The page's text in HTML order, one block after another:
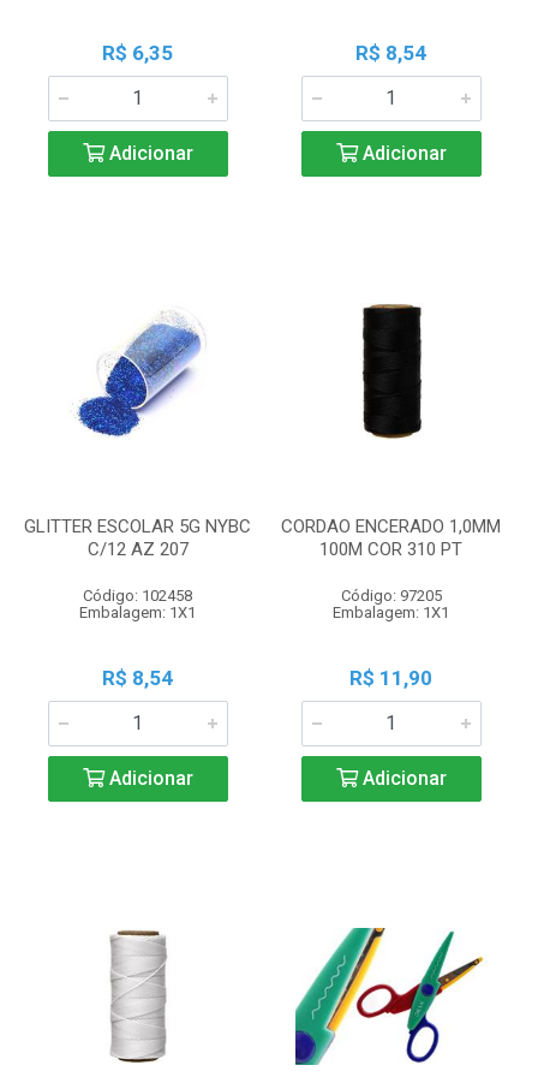
R$ 6,35
Adicionar
R$ 8,54
Adicionar
GLITTER ESCOLAR 5G NYBC
C/12 AZ 207
Código: 102458
Embalagem: 1X1
R$ 8,54
Adicionar
CORDAO ENCERADO 1,0MM
100M COR 310 PT
Código: 97205
Embalagem: 1X1
R$ 11,90
Adicionar